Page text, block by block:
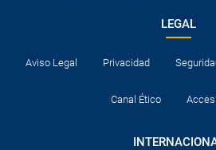
LEGAL
Aviso Legal Privacidad
Canal Ético